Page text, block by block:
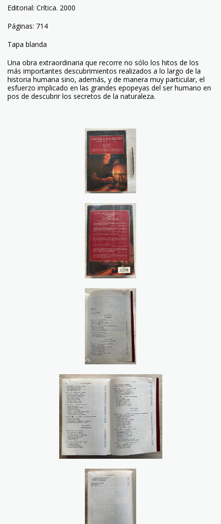
Editorial: Crítica. 2000
Páginas: 714
Tapa blanda
Una obra extraordinaria que recorre no sólo los hitos de los
más importantes descubrimientos realizados a lo largo de la
historia humana sino, además, y de manera muy particular, el
esfuerzo implicado en las grandes epopeyas del ser humano en
pos de descubrir los secretos de la naturaleza.